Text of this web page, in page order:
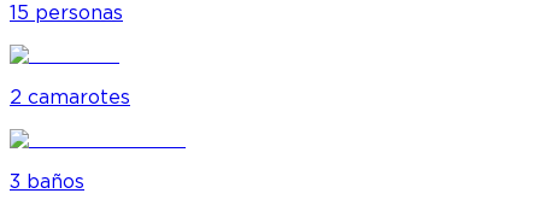
15 personas
2 camarotes
3 baños